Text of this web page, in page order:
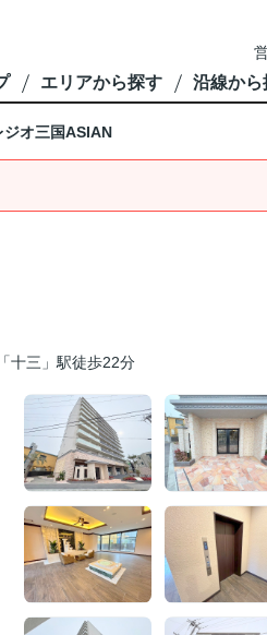
エリアから探す 沿線から
ジオ三国ASIAN
十三」駅徒歩22分